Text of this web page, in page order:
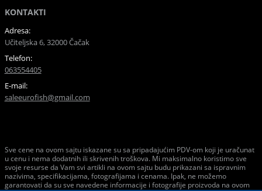
KONTAKTI
Adresa:
Učiteljska 6, 32000 Čačak
Telefon:
063554405
E-mail:
saleeurofish@gmail.com
Sve cene na ovom sajtu iskazane su sa pripadajućim PDV-om koji je uračunat
u cenu i nema dodatnih ili skrivenih troškova. Mi maksimalno koristimo sve
svoje resurse da Vam svi artikli na ovom sajtu budu prikazani sa ispravnim
nazivima, specifikacijama, fotografijama i cenama. Ipak, ne možemo
garantovati da su sve navedene informacije i fotografije proizvoda na ovom